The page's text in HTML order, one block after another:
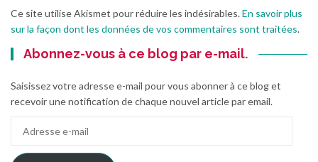
Ce site utilise Akismet pour réduire les indésirables.En savoir plus
sur la façon dont les données de vos commentaires sont traitées.
Abonnez-vous à ce blog par e-mail.
Saisissez votre adresse e-mail pour vous abonner à ce blog et
recevoir une notification de chaque nouvel article par email.
mail